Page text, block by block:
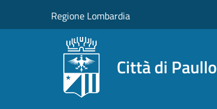
Regione Lombardia
Città di Paullo